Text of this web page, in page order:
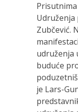
Udruženja
Zubčević.
udruženja
buduće
je Lars-